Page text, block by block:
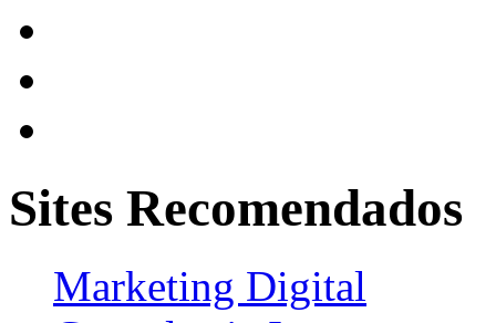
Sites Recomendados
Marketing Digital